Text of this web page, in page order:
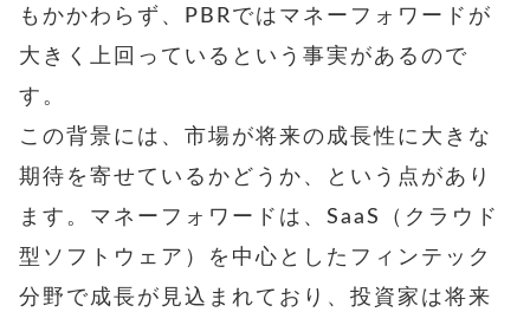
もかかわらず、PBRではマネーフォワードが
大きく上回っているという事実があるので
す。
この背景には、市場が将来の成長性に大きな
期待を寄せているかどうか、という点があり
ます。マネーフォワードは、SaaS（クラウド
型ソフトウェア）を中心としたフィンテック
分野で成長が見込まれており、投資家は将来